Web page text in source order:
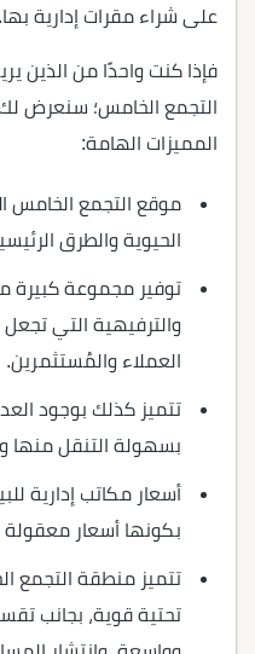
على شراء مقرات إدارية بها.
فإذا كنت واحدًا من الذين
التجمع الخامس؛ سنعرض
المميزات الهامة:
موقع التجمع الخامس
الحيوية والطرق
توفير مجموعة كبيرة
والترفيهية التي
العملاء والمُستثمرين.
تتميز كذلك بوجود
بسهولة التنقل منها
أسعار مكاتب إدارية
بكونها أسعار معقولة
تتميز منطقة التجمع
تحتية قوية، بجانب